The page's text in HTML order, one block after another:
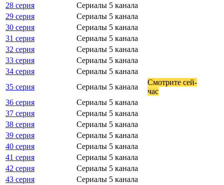
28 серия
Сериалы 5 канала
29 серия
Сериалы 5 канала
30 серия
Сериалы 5 канала
31 серия
Сериалы 5 канала
32 серия
Сериалы 5 канала
33 серия
Сериалы 5 канала
34 серия
Сериалы 5 канала
35 серия
Сериалы 5 канала
Смот­ри­те сей­
час
36 серия
Сериалы 5 канала
37 серия
Сериалы 5 канала
38 серия
Сериалы 5 канала
39 серия
Сериалы 5 канала
40 серия
Сериалы 5 канала
41 серия
Сериалы 5 канала
42 серия
Сериалы 5 канала
43 серия
Сериалы 5 канала